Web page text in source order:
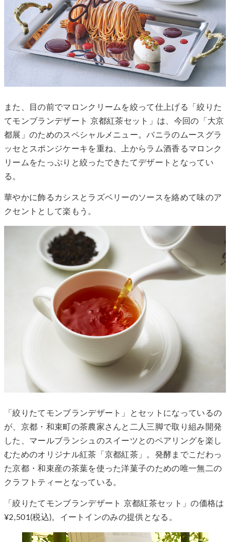
また、目の前でマロンクリームを絞って仕上げる「絞りた
てモンブランデザート 京都紅茶セット」は、今回の「大京
都展」のためのスペシャルメニュー。バニラのムースグラ
ッセとスポンジケーキを重ね、上からラム酒香るマロンク
リームをたっぷりと絞ったできたてデザートとなってい
る。
華やかに飾るカシスとラズベリーのソースを絡めて味のア
クセントとして楽もう。
「絞りたてモンブランデザート」とセットになっているの
が、京都・和束町の茶農家さんと二人三脚で取り組み開発
した、マールブランシュのスイーツとのペアリングを楽し
むためのオリジナル紅茶「京都紅茶」。発酵までこだわっ
た京都・和束産の茶葉を使った洋菓子のための唯一無二の
クラフトティーとなっている。
「絞りたてモンブランデザート 京都紅茶セット」の価格は
¥2,501(税込)。イートインのみの提供となる。